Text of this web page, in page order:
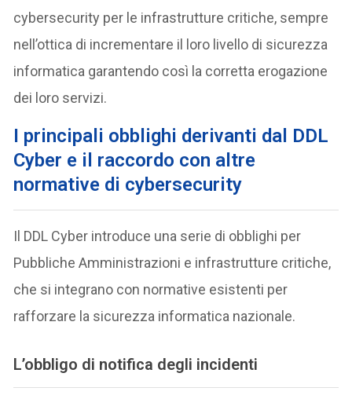
cybersecurity per le infrastrutture critiche, sempre
nell’ottica di incrementare il loro livello di sicurezza
informatica garantendo così la corretta erogazione
dei loro servizi.
I principali obblighi derivanti dal DDL
Cyber e il raccordo con altre
normative di cybersecurity
Il DDL Cyber introduce una serie di obblighi per
Pubbliche Amministrazioni e infrastrutture critiche,
che si integrano con normative esistenti per
rafforzare la sicurezza informatica nazionale.
L’obbligo di notifica degli incidenti